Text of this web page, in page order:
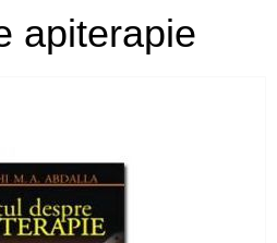
apiterapie